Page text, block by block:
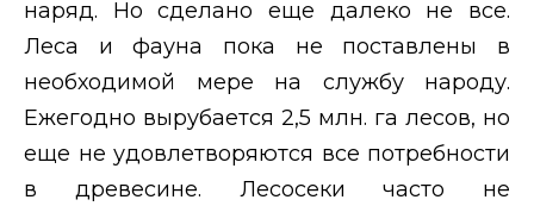
наряд. Но сделано еще далеко не все.
Леса и фауна пока не поставлены в
необходимой мере на службу народу.
Ежегодно вырубается 2,5 млн. га лесов, но
еще не удовлетворяются все потребности
в древесине. Лесосеки часто не